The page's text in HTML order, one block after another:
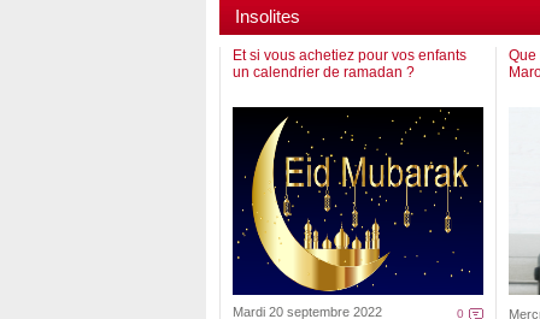
Insolites
Et si vous achetiez pour vos enfants
un calendrier de ramadan ?
Mardi 20 septembre 2022 0
Que